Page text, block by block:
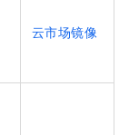
云市场镜像